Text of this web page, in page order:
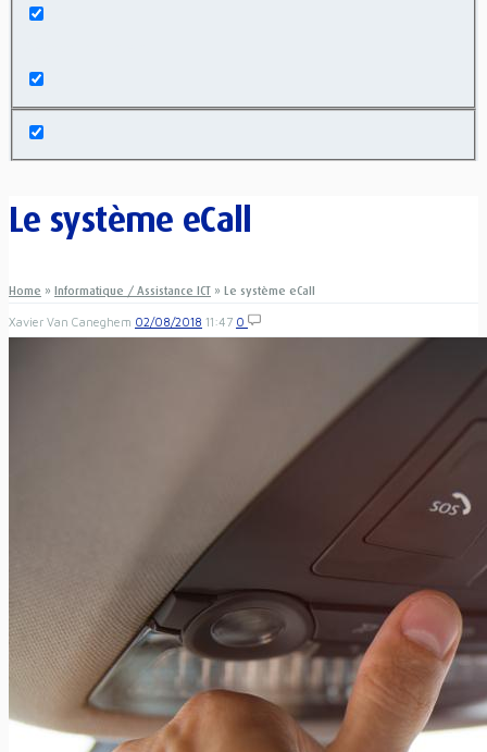
Le système eCall
Home » Informatique / Assistance ICT » Le système eCall
Xavier Van Caneghem 02/08/2018 11:47 0